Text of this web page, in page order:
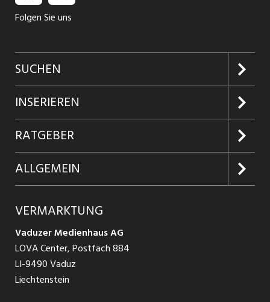
Folgen Sie uns
SUCHEN
Jobs suchen
Jobabo
Firmen entdecken
Jobs in Graubünden
Jobs in St. Gallen
Jobs in Glarus
Jobs in der Südostschweiz
INSERIEREN
Kundenlogin
Inserieren
Produkte
Schnittstelle
RATGEBER
Glossar
Ratgeber Bewerbung / Rekrutierung
ALLGEMEIN
AGB
Datenschutzbestimmungen
Nutzungsbedingungen
VERMARKTUNG
Vaduzer Medienhaus AG
LOVA Center, Postfach 884
LI-9490 Vaduz
Liechtenstein